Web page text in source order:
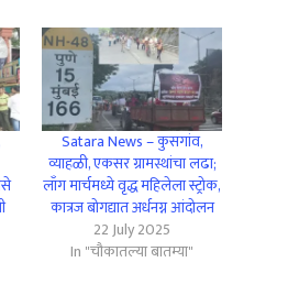
Satara News – कुसगांव,
व्याहळी, एकसर ग्रामस्थांचा लढा;
लाँग मार्चमध्ये वृद्ध महिलेला स्ट्रोक,
कात्रज बोगद्यात अर्धनग्न आंदोलन
22 July 2025
In "चौकातल्या बातम्या"